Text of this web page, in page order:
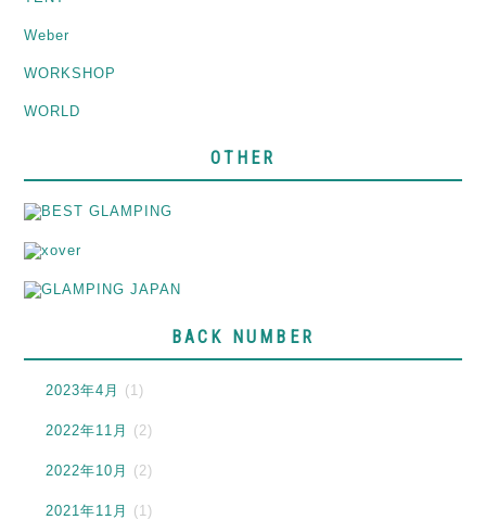
Weber
WORKSHOP
WORLD
OTHER
BACK NUMBER
2023年4月 (1)
2022年11月 (2)
2022年10月 (2)
2021年11月 (1)